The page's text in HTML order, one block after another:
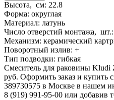
Высота, см: 22.8
Форма: округлая
Материал: латунь
Число отверстий монтажа, шт.:
Механизм: керамический
Поворотный излив: +
Тип подводки: гибкая
Смеситель для раковины Kludi
руб. Оформить заказ и купить
389730575 в Москве в нашем
8 (919) 991-95-00 или добавив